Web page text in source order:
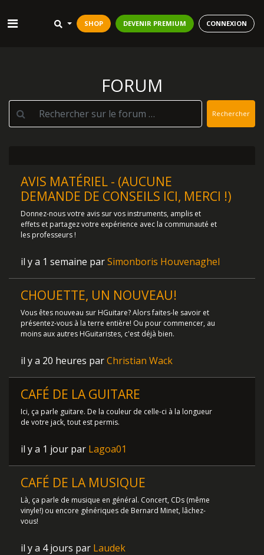
SHOP DEVENIR PREMIUM CONNEXION
FORUM
Rechercher
AVIS MATÉRIEL - (AUCUNE
DEMANDE DE CONSEILS ICI, MERCI !)
Donnez-nous votre avis sur vos instruments, amplis et
effets et partagez votre expérience avec la communauté et
les professeurs !
il y a 1 semaine parSimonboris Houvenaghel
CHOUETTE, UN NOUVEAU!
Vous êtes nouveau sur HGuitare? Alors faites-le savoir et
présentez-vous à la terre entière! Ou pour commencer, au
moins aux autres HGuitaristes, c'est déjà bien.
il y a 20 heures parChristian Wack
CAFÉ DE LA GUITARE
Ici, ça parle guitare. De la couleur de celle-ci à la longueur
de votre jack, tout est permis.
il y a 1 jour par Lagoa01
CAFÉ DE LA MUSIQUE
Là, ça parle de musique en général. Concert, CDs (même
vinyle!) ou encore génériques de Bernard Minet, lâchez-
vous!
il y a 4 jours par Laudek